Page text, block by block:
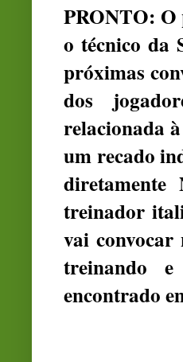
PRONTO: O
o técnico da
próximas
dos
relacionada
um recado
treinador
vai convocar
treinando
encontrado